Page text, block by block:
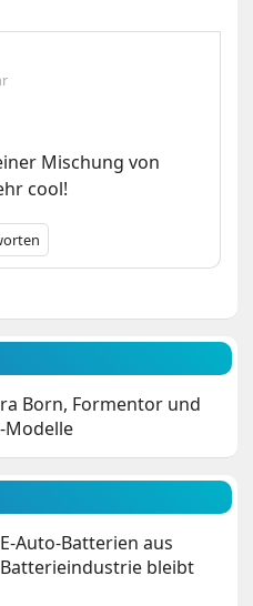
Mischung von
cool!
Born, Formentor und
Modelle
Auto-Batterien aus
bleibt